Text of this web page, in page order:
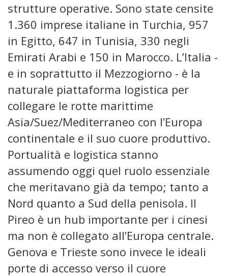
strutture operative. Sono state censite
1.360 imprese italiane in Turchia, 957
in Egitto, 647 in Tunisia, 330 negli
Emirati Arabi e 150 in Marocco. L’Italia -
e in soprattutto il Mezzogiorno - è la
naturale piattaforma logistica per
collegare le rotte marittime
Asia/Suez/Mediterraneo con l’Europa
continentale e il suo cuore produttivo.
Portualità e logistica stanno
assumendo oggi quel ruolo essenziale
che meritavano già da tempo; tanto a
Nord quanto a Sud della penisola. Il
Pireo è un hub importante per i cinesi
ma non è collegato all’Europa centrale.
Genova e Trieste sono invece le ideali
porte di accesso verso il cuore